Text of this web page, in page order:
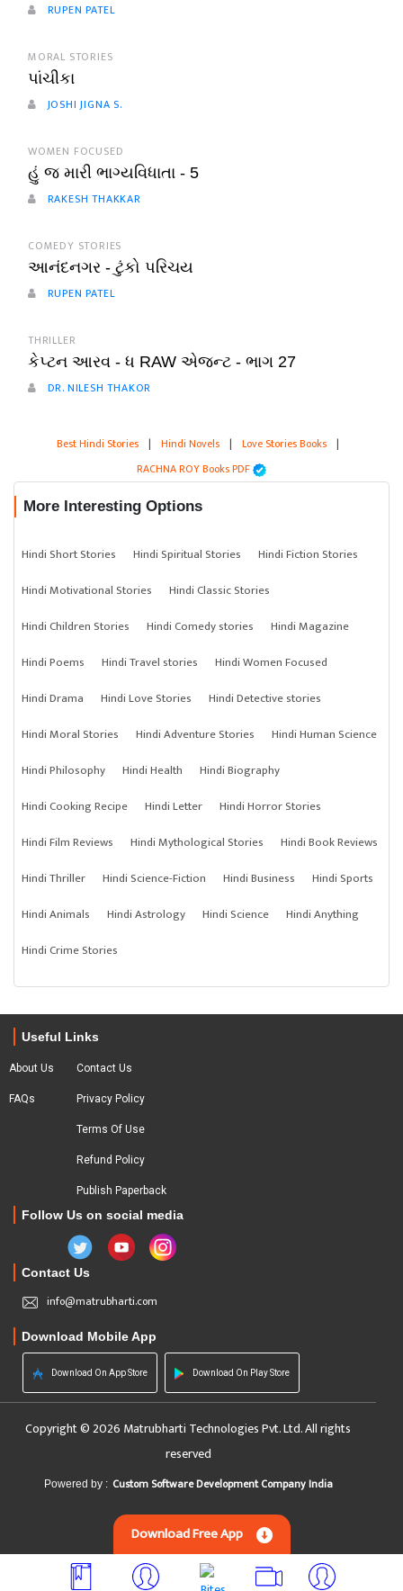
RUPEN PATEL
MORAL STORIES
પાંચીકા
JOSHI JIGNA S.
WOMEN FOCUSED
હું જ મારી ભાગ્યવિધાતા - 5
RAKESH THAKKAR
COMEDY STORIES
આનંદનગર - ટુંકો પરિચય
RUPEN PATEL
THRILLER
કેપ્ટન આરવ - ધ RAW એજન્ટ - ભાગ 27
DR. NILESH THAKOR
Best Hindi Stories | Hindi Novels | Love Stories Books |
RACHNA ROY Books PDF
More Interesting Options
Hindi Short Stories Hindi Spiritual Stories
Hindi Fiction Stories
Hindi Motivational Stories
Hindi Classic Stories
Hindi Children Stories
Hindi Comedy stories
Hindi Magazine
Hindi Poems
Hindi Travel stories
Hindi Women Focused
Hindi Drama
Hindi Love Stories
Hindi Detective stories
Hindi Moral Stories
Hindi Adventure Stories
Hindi Human Science
Hindi Philosophy
Hindi Health
Hindi Biography
Hindi Cooking Recipe
Hindi Letter
Hindi Horror Stories
Hindi Film Reviews
Hindi Mythological Stories
Hindi Book Reviews
Hindi Thriller
Hindi Science-Fiction Hindi Business
Hindi Sports
Hindi Animals
Hindi Astrology Hindi Science
Hindi Anything
Hindi Crime Stories
Useful Links
About Us
FAQs
Contact Us
Privacy Policy
Terms Of Use
Refund Policy
Publish Paperback
Follow Us on social media
Contact Us
info@matrubharti.com
Download Mobile App
Download On App Store Download On Play Store
Copyright © 2026 Matrubharti Technologies Pvt. Ltd. All rights
reserved
Powered by : Custom Software Development Company India
Download Free App